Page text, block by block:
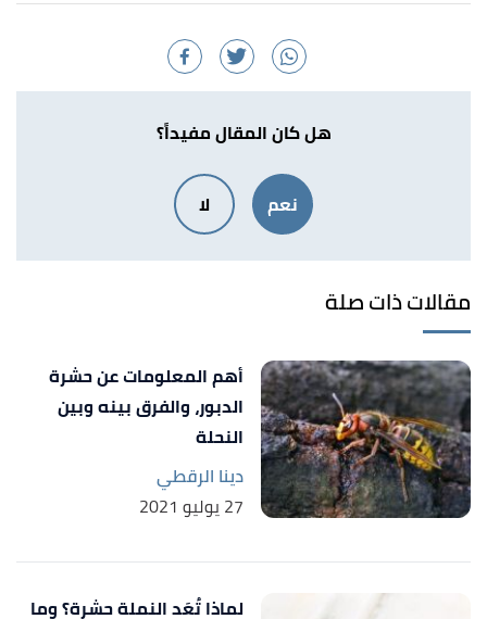
,mednet, Retrieved 13/02/2021.
Edited.
,fleascience
Retrieved 13/02/2021. Edited.
, howmed
13/02/2021. Edited.
↑
"Habits of flea "
, Retrieved 13/02/2021.
Edited.
↑
"How many species of fleas are there "
,insectop
Retrieved 13/02/2021. Edited.
↑
"facts about fleas "
,petmed, Retrieved
24/02/2021. Edited.
13/02/2021. Edited.
هل كان المقال مفيداً؟
نعم لا
مقالات ذات صلة
أهم المعلومات عن حشرة
الدبور، والفرق بينه وبين
النحلة
دينا الرقطي
27 يوليو 2021
لماذا تُعَد النملة حشرة؟ وما